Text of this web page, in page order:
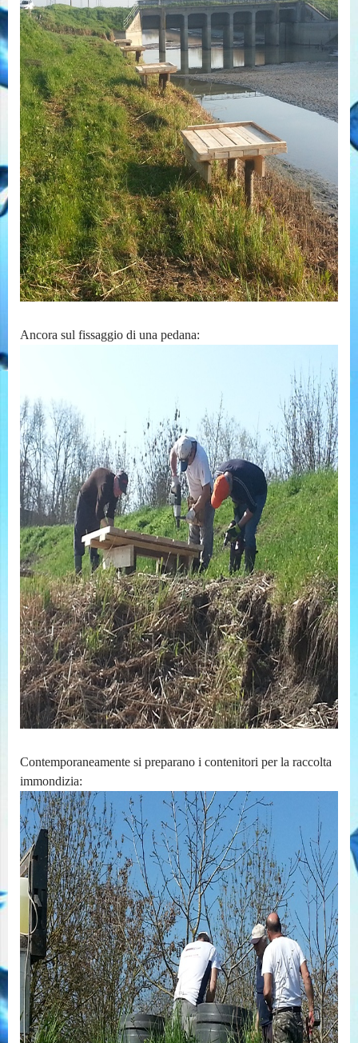
Ancora sul fissaggio di una pedana:
Contemporaneamente si preparano i contenitori per la raccolta
immondizia: